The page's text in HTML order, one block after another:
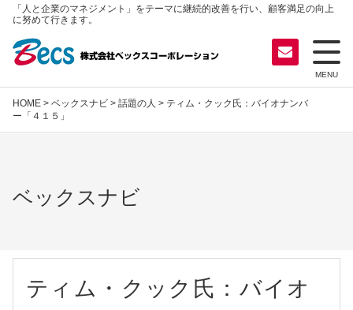
「人と企業のマネジメント」をテーマに継続的改善を行い、顧客満足の向上
に努めて行きます。
MENU
HOME > ベックスナビ > 話題の人 > ティム・クック氏：バイオナンバ
ー「４１５」
ベックスナビ
ティム・クック氏：バイオ